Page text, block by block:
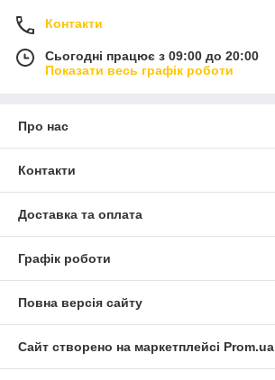
Контакти
Сьогодні працює з 09:00 до 20:00
Показати весь графік роботи
Про нас
Контакти
Доставка та оплата
Графік роботи
Повна версія сайту
Сайт створено на маркетплейсі Prom.ua